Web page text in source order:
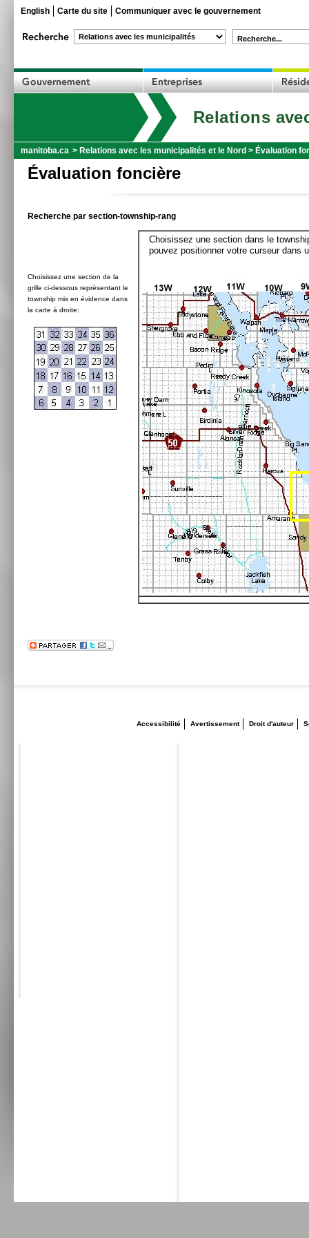
English Carte du site Communiquer avec le gouvernement
Recherche...
Relations
manitoba.ca > Relations avec les municipalités et le Nord > Évaluation
Évaluation foncière
Recherche par section-township-rang
Choisissez une section de la
grille ci-dessous représentant le
township mis en évidence dans
la carte à droite:
Choisissez une section dans le
pouvez positionner votre curseur dans
Accessibilité Avertissement Droit d'auteur